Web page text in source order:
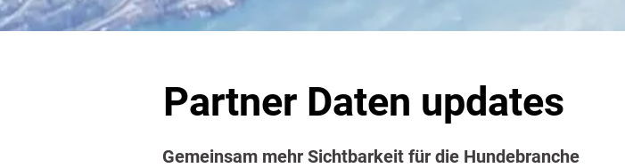
Partner Daten updates
Gemeinsam mehr Sichtbarkeit für die Hundebranche